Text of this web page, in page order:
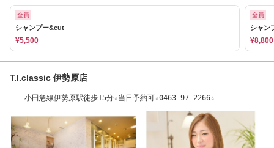
全員
シャンプー&cut
¥5,500
全員
シャン
¥8,800
T.I.classic 伊勢原店
小田急線伊勢原駅徒歩15分☆当日予約可☆0463-97-2266☆